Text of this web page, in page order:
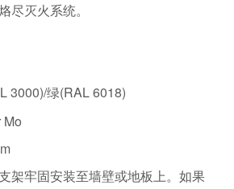
尽灭火系统。
3000)/绿(RAL 6018)
Mo
架牢固安装至墙壁或地板上。如果